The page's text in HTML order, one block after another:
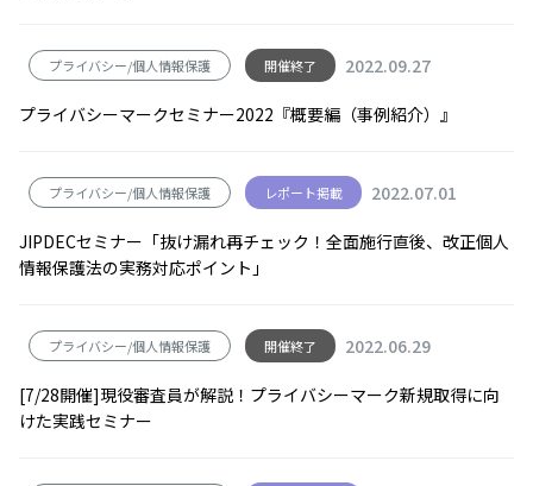
プライバシー/個人情報保護 開催終了 2022.09.27
プライバシーマークセミナー2022『概要編（事例紹介）』
プライバシー/個人情報保護 レポート掲載 2022.07.01
JIPDECセミナー「抜け漏れ再チェック！全面施行直後、改正個人
情報保護法の実務対応ポイント」
プライバシー/個人情報保護 開催終了 2022.06.29
[7/28開催]現役審査員が解説！プライバシーマーク新規取得に向
けた実践セミナー